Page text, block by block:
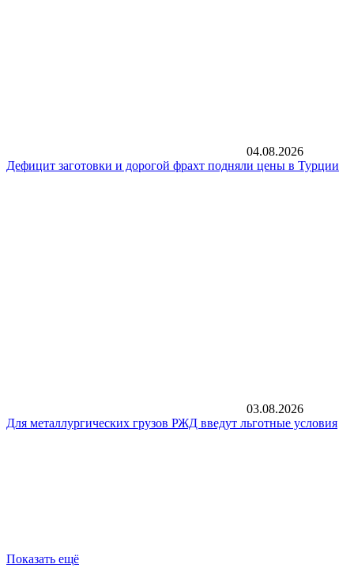
04.08.2026
Дефицит заготовки и дорогой фрахт подняли цены в Турции
03.08.2026
Для металлургических грузов РЖД введут льготные условия
Показать ещё